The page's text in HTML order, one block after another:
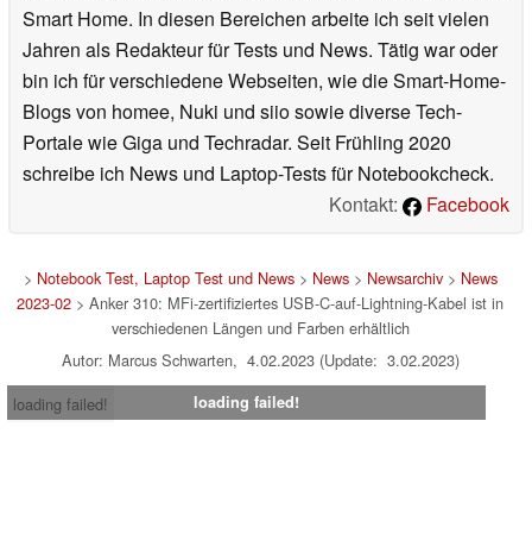
Smart Home. In diesen Bereichen arbeite ich seit vielen
Jahren als Redakteur für Tests und News. Tätig war oder
bin ich für verschiedene Webseiten, wie die Smart-Home-
Blogs von homee, Nuki und siio sowie diverse Tech-
Portale wie Giga und Techradar. Seit Frühling 2020
schreibe ich News und Laptop-Tests für Notebookcheck.
Kontakt:
Facebook
> Notebook Test, Laptop Test und News> News> Newsarchiv> News
2023-02 > Anker 310: MFi-zertifiziertes USB-C-auf-Lightning-Kabel ist in
verschiedenen Längen und Farben erhältlich
Autor: Marcus Schwarten, 4.02.2023 (Update: 3.02.2023)
loading failed!
loading failed!